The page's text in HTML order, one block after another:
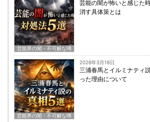
芸能界の闇・不可解な噂
芸能の闇が怖いと感じた
消す具体策とは
芸能界の闇・不可解な噂
2026年3月18日
三浦春馬とイルミナティ
った理由について